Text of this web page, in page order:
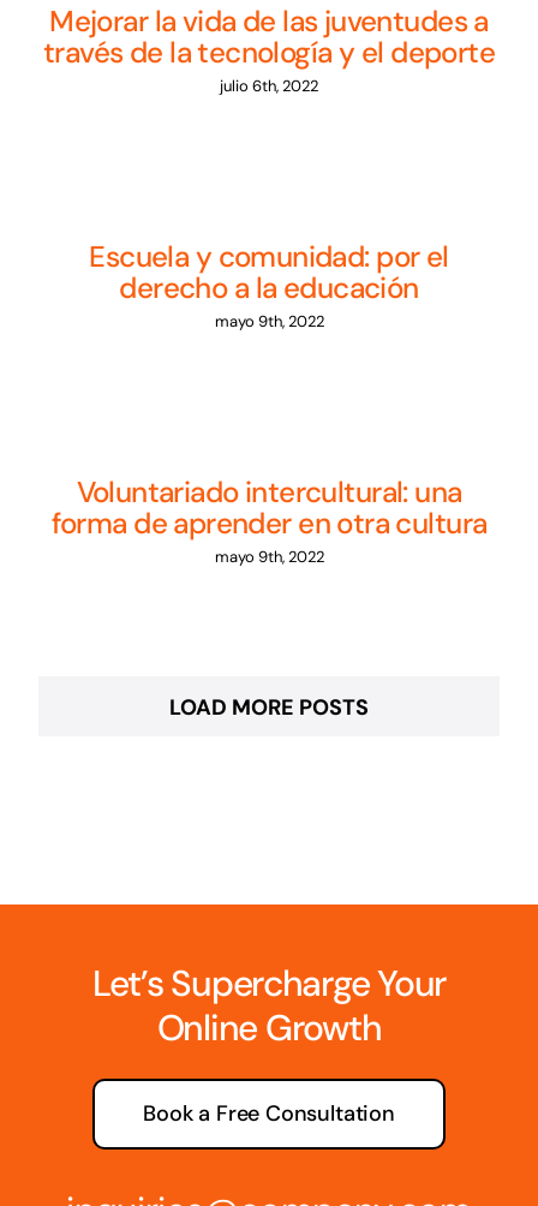
Mejorar la vida de las juventudes a
través de la tecnología y el deporte
julio 6th, 2022
Escuela y comunidad: por el
derecho a la educación
mayo 9th, 2022
Voluntariado intercultural: una
forma de aprender en otra cultura
mayo 9th, 2022
LOAD MORE POSTS
Let’s Supercharge Your
Online Growth
Book a Free Consultation